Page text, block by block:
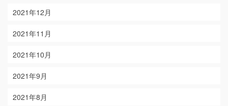
2021年12月
2021年11月
2021年10月
2021年9月
2021年8月